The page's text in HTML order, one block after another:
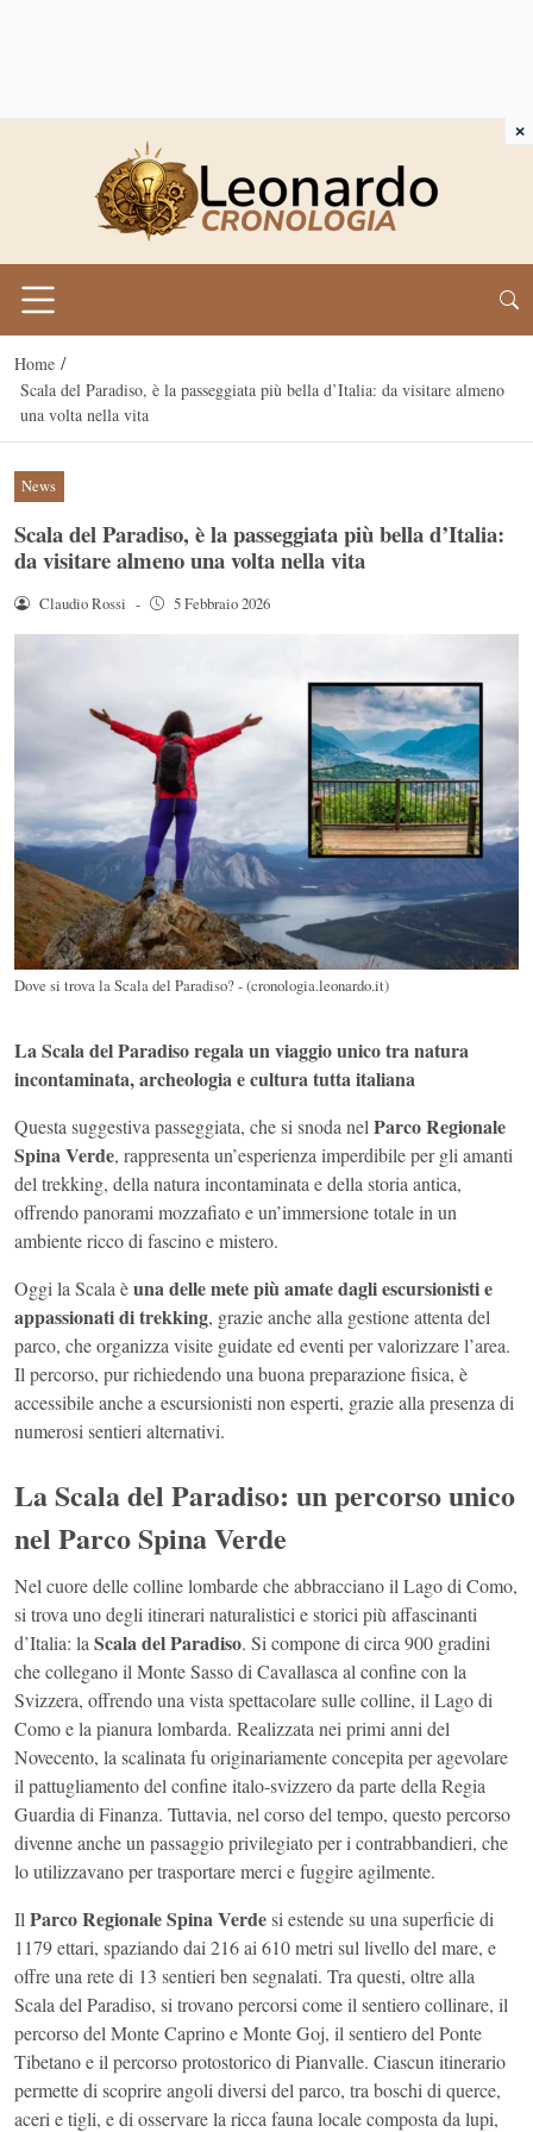
Home /
Scala del Paradiso, è la passeggiata più bella d’Italia: da visitare almeno
una volta nella vita
News
Scala del Paradiso, è la passeggiata più bella d’Italia:
da visitare almeno una volta nella vita
Claudio Rossi - 5 Febbraio 2026
Dove si trova la Scala del Paradiso? - (cronologia.leonardo.it)
La Scala del Paradiso regala un viaggio unico tra natura
incontaminata, archeologia e cultura tutta italiana
Questa suggestiva passeggiata, che si snoda nelParco Regionale
Spina Verde, rappresenta un’esperienza imperdibile per gli amanti
del trekking, della natura incontaminata e della storia antica,
offrendo panorami mozzafiato e un’immersione totale in un
ambiente ricco di fascino e mistero.
Oggi la Scala èuna delle mete più amate dagli escursionisti e
appassionati di trekking, grazie anche alla gestione attenta del
parco, che organizza visite guidate ed eventi per valorizzare l’area.
Il percorso, pur richiedendo una buona preparazione fisica, è
accessibile anche a escursionisti non esperti, grazie alla presenza di
numerosi sentieri alternativi.
La Scala del Paradiso: un percorso unico
nel Parco Spina Verde
Nel cuore delle colline lombarde che abbracciano il Lago di Como,
si trova uno degli itinerari naturalistici e storici più affascinanti
d’Italia: la Scala del Paradiso. Si compone di circa 900 gradini
che collegano il Monte Sasso di Cavallasca al confine con la
Svizzera, offrendo una vista spettacolare sulle colline, il Lago di
Como e la pianura lombarda. Realizzata nei primi anni del
Novecento, la scalinata fu originariamente concepita per agevolare
il pattugliamento del confine italo-svizzero da parte della Regia
Guardia di Finanza. Tuttavia, nel corso del tempo, questo percorso
divenne anche un passaggio privilegiato per i contrabbandieri, che
lo utilizzavano per trasportare merci e fuggire agilmente.
Il Parco Regionale Spina Verdesi estende su una superficie di
1179 ettari, spaziando dai 216 ai 610 metri sul livello del mare, e
offre una rete di 13 sentieri ben segnalati. Tra questi, oltre alla
Scala del Paradiso, si trovano percorsi come il sentiero collinare, il
percorso del Monte Caprino e Monte Goj, il sentiero del Ponte
Tibetano e il percorso protostorico di Pianvalle. Ciascun itinerario
permette di scoprire angoli diversi del parco, tra boschi di querce,
aceri e tigli, e di osservare la ricca fauna locale composta da lupi,
×